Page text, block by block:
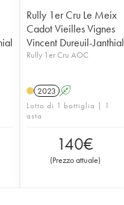
Rully 1er Cru Le Meix
Cadot Vieilles Vignes
Vincent Dureuil-Janthial
Rully 1er Cru AOC
2023 A
Lotto di 1 bottiglia | 1
asta
140€
(Prezzo attuale)